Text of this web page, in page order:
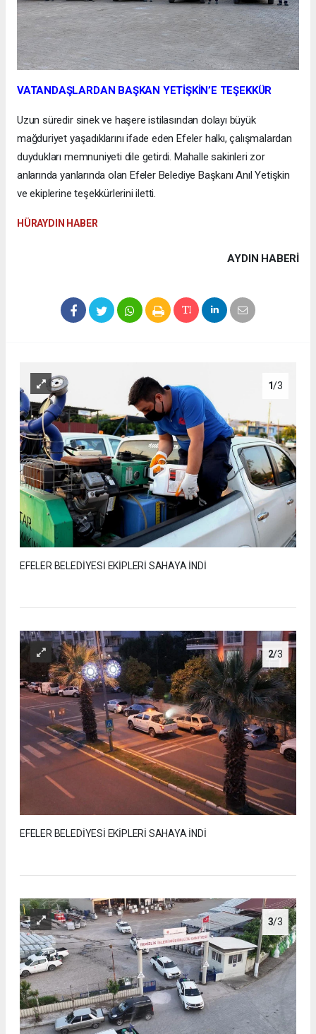
VATANDAŞLARDAN BAŞKAN YETİŞKİN’E TEŞEKKÜR
Uzun süredir sinek ve haşere istilasından dolayı büyük
mağduriyet yaşadıklarını ifade eden Efeler halkı, çalışmalardan
duydukları memnuniyeti dile getirdi. Mahalle sakinleri zor
anlarında yanlarında olan Efeler Belediye Başkanı Anıl Yetişkin
ve ekiplerine teşekkürlerini iletti.
HÜRAYDIN HABER
AYDIN HABERİ
1/3
EFELER BELEDİYESİ EKİPLERİ SAHAYA İNDİ
2/3
EFELER BELEDİYESİ EKİPLERİ SAHAYA İNDİ
3/3